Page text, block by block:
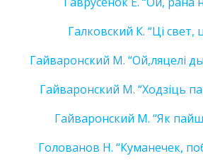
Галковский К. “Ці свет,
Гайваронский М. “Ой,ляцелi
Гайваронский М. “Ходзiць
Гайваронский М. “Як
Голованов Н. “Куманечек,